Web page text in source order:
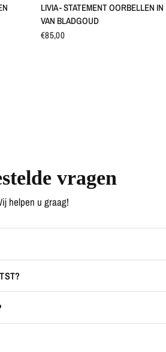
LIVIA - STATEMENT OORBELLEN
VAN BLADGOUD
€85,00
vragen
helpen u graag!